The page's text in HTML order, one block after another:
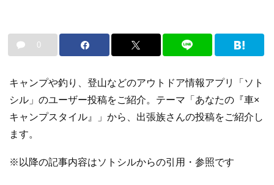
0
キャンプや釣り、登山などのアウトドア情報アプリ「ソト
シル」のユーザー投稿をご紹介。テーマ「あなたの『車×
キャンプスタイル』」から、出張族さんの投稿をご紹介し
ます。
※以降の記事内容はソトシルからの引用・参照です